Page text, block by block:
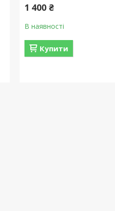
1 400 ₴
В наявності
Купити